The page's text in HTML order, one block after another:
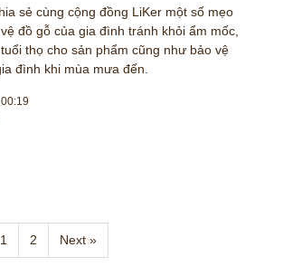
sẻ cùng cộng đồng LiKer một số mẹo
đồ gỗ của gia đình tránh khỏi ẩm mốc,
thọ cho sản phẩm cũng như bảo vệ
đình khi mùa mưa đến.
1 2 Next »